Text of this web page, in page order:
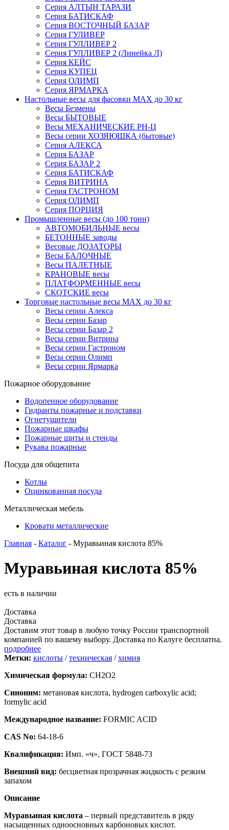
Серия АЛТЫН ТАРАЗИ
Серия БАТИСКАФ
Серия ВОСТОЧНЫЙ БАЗАР
Серия ГУЛИВЕР
Серия ГУЛЛИВЕР 2
Серия ГУЛЛИВЕР 2 (Линейка Л)
Серия КЕЙС
Серия КУПЕЦ
Серия ОЛИМП
Серия ЯРМАРКА
Настольные весы для фасовки MAX до 30 кг
Весы Безмены
Весы БЫТОВЫЕ
Весы МЕХАНИЧЕСКИЕ РН-Ц
Весы серии ХОЗЯЮШКА (бытовые)
Серия АЛЕКСА
Серия БАЗАР
Серия БАЗАР 2
Серия БАТИСКАФ
Серия ВИТРИНА
Серия ГАСТРОНОМ
Серия ОЛИМП
Серия ПОРЦИЯ
Промышленные весы (до 100 тонн)
АВТОМОБИЛЬНЫЕ весы
БЕТОННЫЕ заводы
Весовые ДОЗАТОРЫ
Весы БАЛОЧНЫЕ
Весы ПАЛЕТНЫЕ
КРАНОВЫЕ весы
ПЛАТФОРМЕННЫЕ весы
СКОТСКИЕ весы
Торговые настольные весы MAX до 30 кг
Весы серии Алекса
Весы серии Базар
Весы серии Базар 2
Весы серии Витрина
Весы серии Гастроном
Весы серии Олимп
Весы серии Ярмарка
Пожарное оборудование
Водопенное оборудование
Гидранты пожарные и подставки
Огнетушители
Пожарные шкафы
Пожарные щиты и стенды
Рукава пожарные
Посуда для общепита
Котлы
Оцинкованная посуда
Металлическая мебель
Кровати металлические
Главная - Каталог - Муравьиная кислота 85%
Муравьиная кислота 85%
есть в наличии
Доставка
Доставка
Доставим этот товар в любую точку России транспортной
компанией по вашему выбору. Доставка по Калуге бесплатна.
подробнее
Метки: кислоты /техническая /химия
Химическая формула: CH2O2
Синоним: метановая кислота, hydrogen carboxylic acid;
formylic acid
Международное название: FORMIC ACID
CAS No: 64-18-6
Квалификация: Имп. «ч», ГОСТ 5848-73
Внешний вид: бесцветная прозрачная жидкость с резким
запахом
Описание
Муравьиная кислота – первый представитель в ряду
насыщенных одноосновных карбоновых кислот.